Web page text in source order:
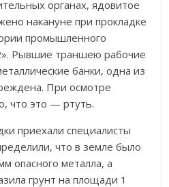
органах, ядовитое
накануне при прокладке
промышленного
Рывшие траншею рабочие
банки, одна из
При осмотре
что это — ртуть.
приехали специалисты
что в земле было
опасного металла, а
грунт на площади 1